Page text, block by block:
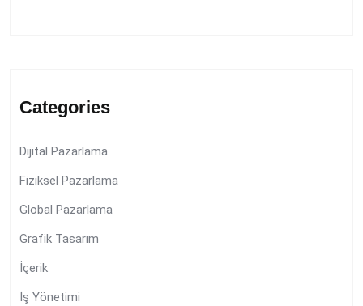
Categories
Dijital Pazarlama
Fiziksel Pazarlama
Global Pazarlama
Grafik Tasarım
İçerik
İş Yönetimi